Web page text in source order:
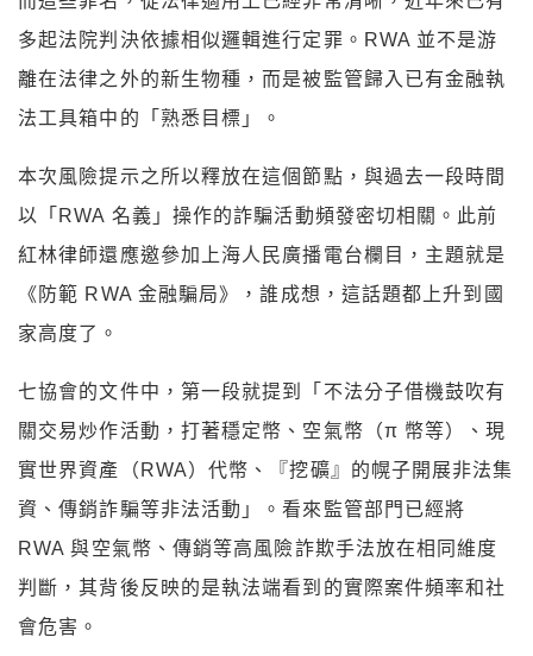
多起法院判決依據相似邏輯進行定罪。RWA 並不是游
離在法律之外的新生物種，而是被監管歸入已有金融執
法工具箱中的「熟悉目標」。
本次風險提示之所以釋放在這個節點，與過去一段時間
以「RWA 名義」操作的詐騙活動頻發密切相關。此前
紅林律師還應邀參加上海人民廣播電台欄目，主題就是
《防範 RWA 金融騙局》，誰成想，這話題都上升到國
家高度了。
七協會的文件中，第一段就提到「不法分子借機鼓吹有
關交易炒作活動，打著穩定幣、空氣幣（π 幣等）、現
實世界資產（RWA）代幣、『挖礦』的幌子開展非法集
資、傳銷詐騙等非法活動」。看來監管部門已經將
RWA 與空氣幣、傳銷等高風險詐欺手法放在相同維度
判斷，其背後反映的是執法端看到的實際案件頻率和社
會危害。